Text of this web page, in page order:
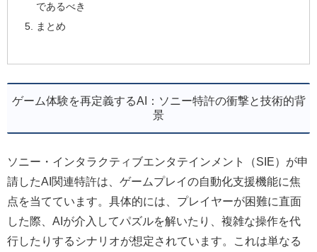
であるべき
まとめ
ゲーム体験を再定義するAI：ソニー特許の衝撃と技術的背
景
ソニー・インタラクティブエンタテインメント（SIE）が申
請したAI関連特許は、ゲームプレイの自動化支援機能に焦
点を当てています。具体的には、プレイヤーが困難に直面
した際、AIが介入してパズルを解いたり、複雑な操作を代
行したりするシナリオが想定されています。これは単なる